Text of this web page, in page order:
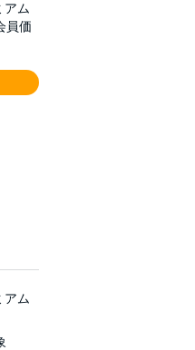
アム
員価
アム